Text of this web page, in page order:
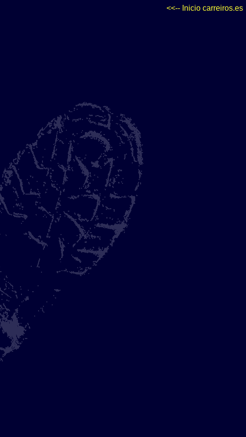
<<-- Inicio carreiros.es